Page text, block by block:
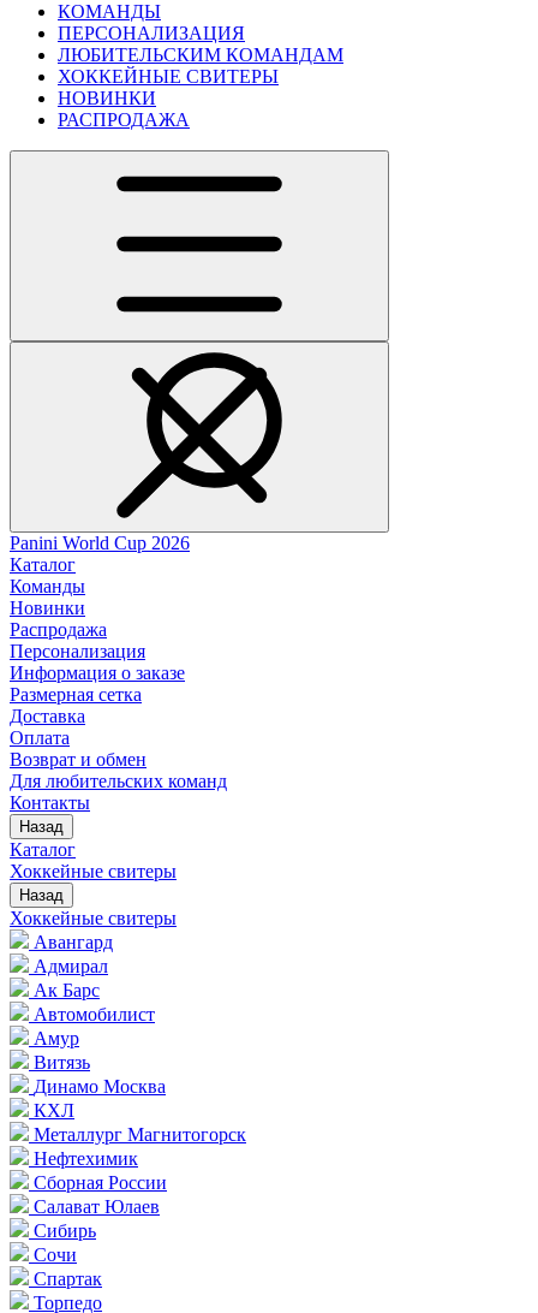
КОМАНДЫ
ПЕРСОНАЛИЗАЦИЯ
ЛЮБИТЕЛЬСКИМ КОМАНДАМ
ХОККЕЙНЫЕ СВИТЕРЫ
НОВИНКИ
РАСПРОДАЖА
Panini World Cup 2026
Каталог
Команды
Новинки
Распродажа
Персонализация
Информация о заказе
Размерная сетка
Доставка
Оплата
Возврат и обмен
Для любительских команд
Контакты
Назад
Каталог
Хоккейные свитеры
Назад
Хоккейные свитеры
Авангард
Адмирал
Ак Барс
Автомобилист
Амур
Витязь
Динамо Москва
КХЛ
Металлург Магнитогорск
Нефтехимик
Сборная России
Салават Юлаев
Сибирь
Сочи
Спартак
Торпедо